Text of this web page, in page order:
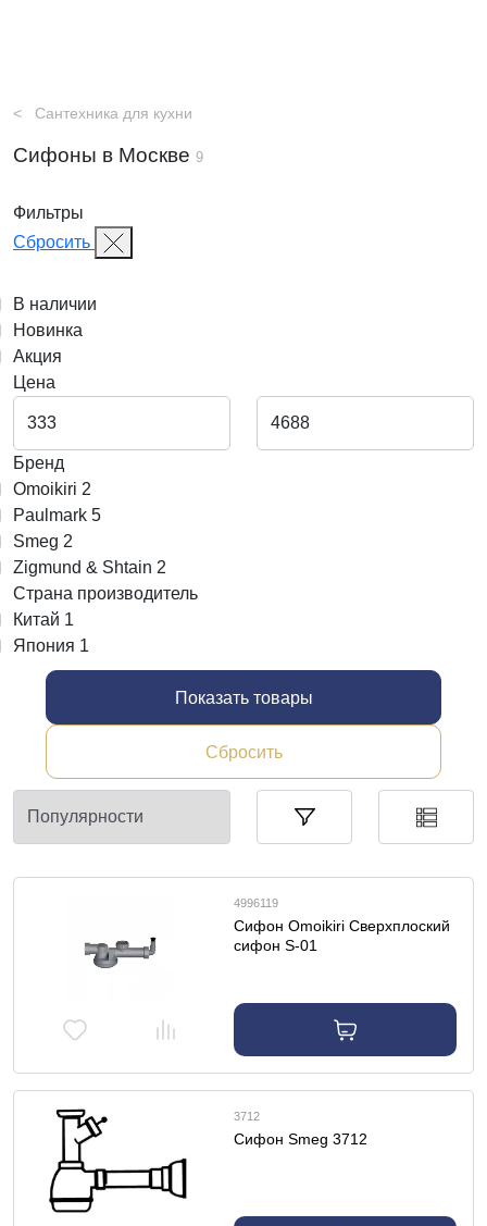
Сантехника для кухни
Сифоны в Москве 9
Фильтры
Сбросить
В наличии
Новинка
Акция
Цена
Бренд
Omoikiri 2
Paulmark 5
Smeg 2
Zigmund & Shtain 2
Страна производитель
Китай 1
Япония 1
Показать товары
Сбросить
4996119
Сифон Omoikiri Сверхплоский
сифон S-01
3712
Сифон Smeg 3712